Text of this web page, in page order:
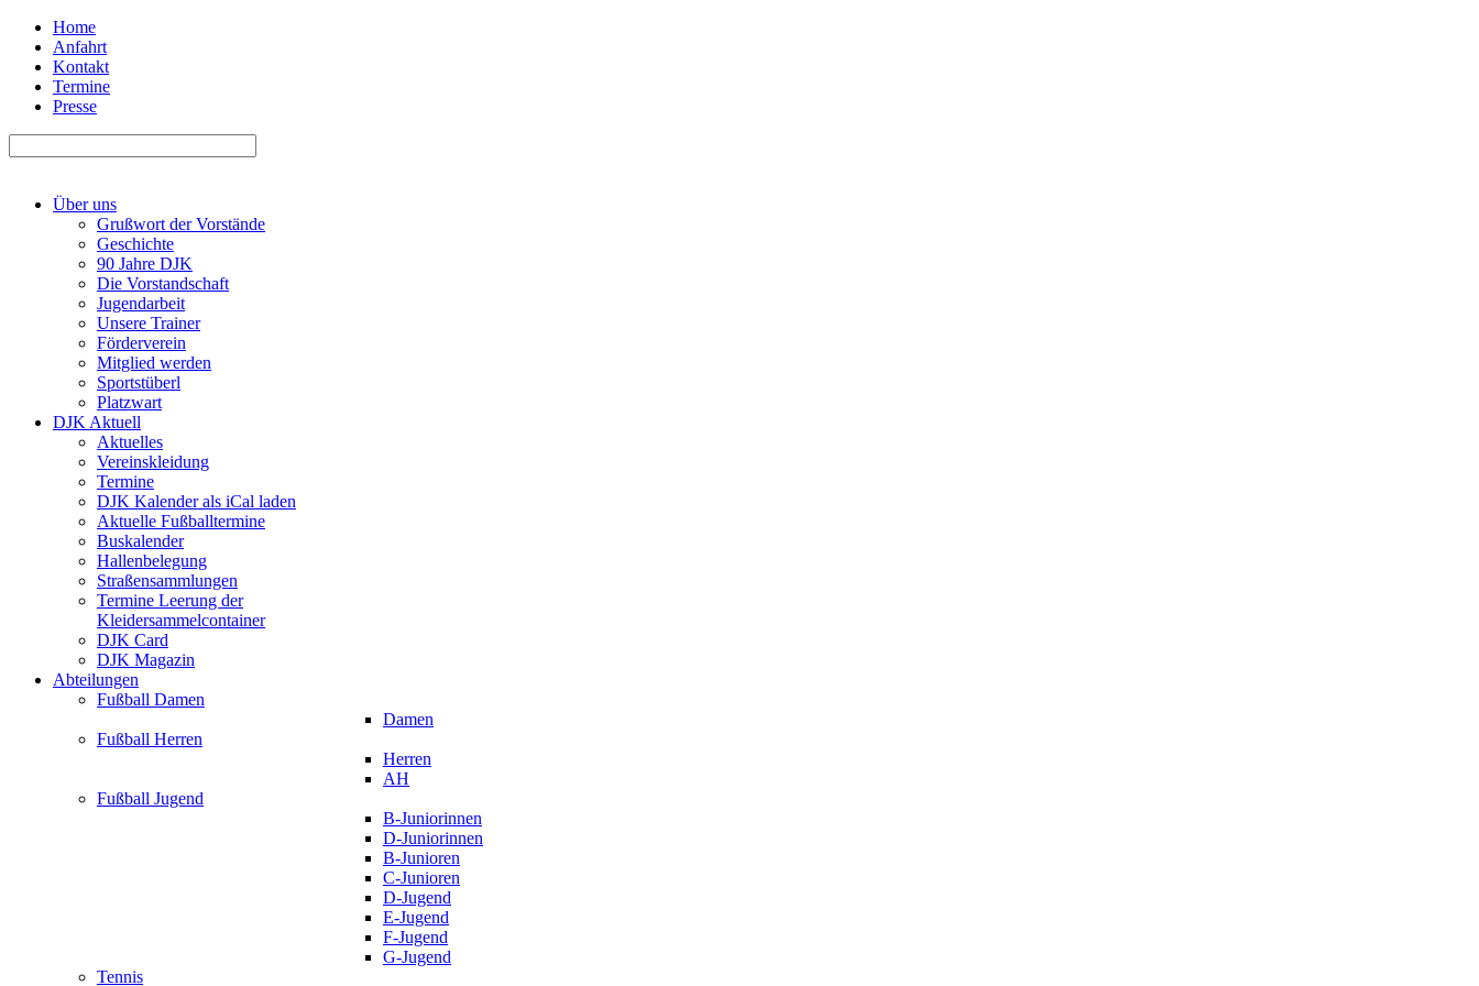
Home
Anfahrt
Kontakt
Termine
Presse
Über uns
Grußwort der Vorstände
Geschichte
90 Jahre DJK
Die Vorstandschaft
Jugendarbeit
Unsere Trainer
Förderverein
Mitglied werden
Sportstüberl
Platzwart
DJK Aktuell
Aktuelles
Vereinskleidung
Termine
DJK Kalender als iCal laden
Aktuelle Fußballtermine
Buskalender
Hallenbelegung
Straßensammlungen
Termine Leerung der
Kleidersammelcontainer
DJK Card
DJK Magazin
Abteilungen
Fußball Damen
Damen
Fußball Herren
Herren
AH
Fußball Jugend
B-Juniorinnen
D-Juniorinnen
B-Junioren
C-Junioren
D-Jugend
E-Jugend
F-Jugend
G-Jugend
Tennis